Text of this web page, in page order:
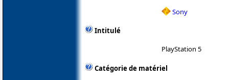
Sony
Intitulé
PlayStation 5
Catégorie de matériel